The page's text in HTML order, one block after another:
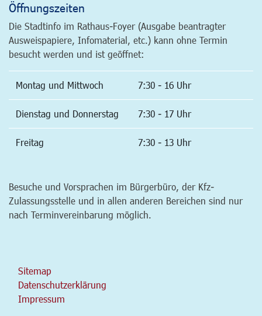
Öffnungszeiten
Die Stadtinfo im Rathaus-Foyer (Ausgabe beantragter
Ausweispapiere, Infomaterial, etc.) kann ohne Termin
besucht werden und ist geöffnet:
Montag und Mittwoch 7:30 - 16 Uhr
Dienstag und Donnerstag 7:30 - 17 Uhr
Freitag 7:30 - 13 Uhr
Besuche und Vorsprachen im Bürgerbüro, der Kfz-
Zulassungsstelle und in allen anderen Bereichen sind nur
nach Terminvereinbarung möglich.
Sitemap
Datenschutzerklärung
Impressum